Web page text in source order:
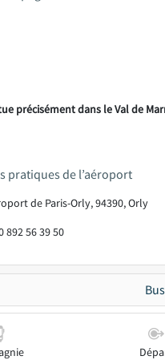
précisément dans le Val de
pratiques de l’aéroport
de Paris-Orly, 94390, Orly
892 56 39 50